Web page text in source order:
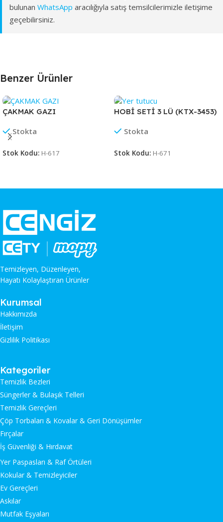
bulunan WhatsApp aracılığıyla satış temsilcilerimizle iletişime
geçebilirsiniz.
Benzer Ürünler
ÇAKMAK GAZI
Stokta
Stok Kodu: H-617
HOBİ SETİ 3 LÜ (KTX-3453)
Stokta
Stok Kodu: H-671
Temizleyen, Düzenleyen,
Hayatı Kolaylaştıran Ürünler
Kurumsal
Hakkımızda
İletişim
Gizlilik Politikası
Kategoriler
Temizlik Bezleri
Süngerler & Bulaşık Telleri
Temizlik Gereçleri
Çöp Torbaları & Kovalar & Geri Dönüşümler
Fırçalar
İş Güvenliği & Hırdavat
Yer Paspasları & Raf Örtüleri
Kokular & Temizleyiciler
Ev Gereçleri
Askılar
Mutfak Eşyaları